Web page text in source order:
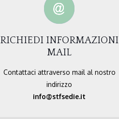
RICHIEDI INFORMAZIONI
MAIL
Contattaci attraverso mail al nostro
indirizzo
info@stfsedie.it